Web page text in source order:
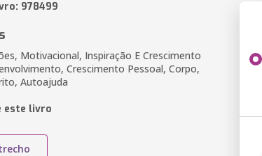
978499
Motivacional, Inspiração E Crescimento
Crescimento Pessoal, Corpo,
Autoajuda
este livro